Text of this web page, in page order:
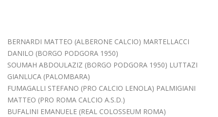
BERNARDI MATTEO (ALBERONE CALCIO) MARTELLACCI
DANILO (BORGO PODGORA 1950)
SOUMAH ABDOULAZIZ (BORGO PODGORA 1950) LUTTAZI
GIANLUCA (PALOMBARA)
FUMAGALLI STEFANO (PRO CALCIO LENOLA) PALMIGIANI
MATTEO (PRO ROMA CALCIO A.S.D.)
BUFALINI EMANUELE (REAL COLOSSEUM ROMA)